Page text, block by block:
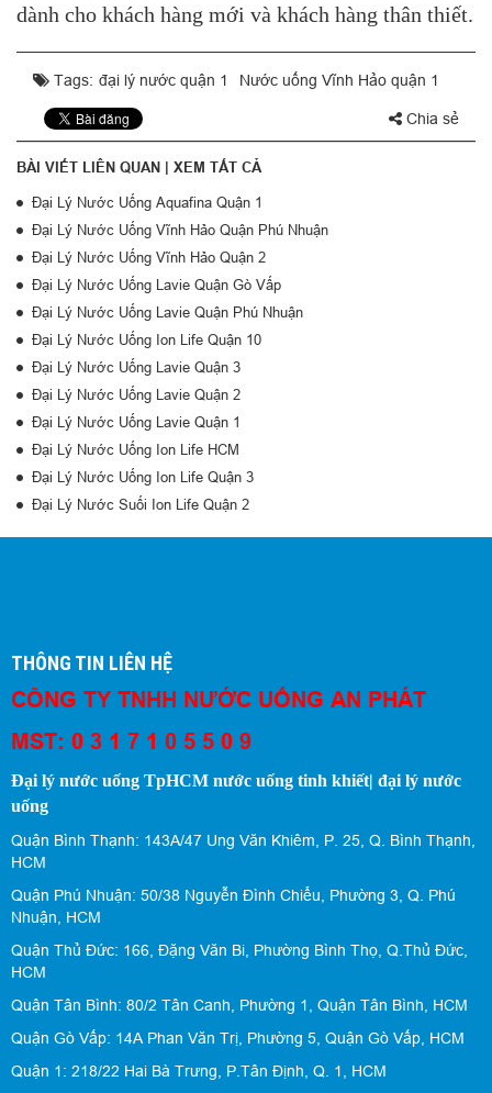
dành cho khách hàng mới và khách hàng thân thiết.
Tags: đại lý nước quận 1 Nước uống Vĩnh Hảo quận 1
Chia sẻ
BÀI VIẾT LIÊN QUAN | XEM TẤT CẢ
Đại Lý Nước Uống Aquafina Quận 1
Đại Lý Nước Uống Vĩnh Hảo Quận Phú Nhuận
Đại Lý Nước Uống Vĩnh Hảo Quận 2
Đại Lý Nước Uống Lavie Quận Gò Vấp
Đại Lý Nước Uống Lavie Quận Phú Nhuận
Đại Lý Nước Uống Ion Life Quận 10
Đại Lý Nước Uống Lavie Quận 3
Đại Lý Nước Uống Lavie Quận 2
Đại Lý Nước Uống Lavie Quận 1
Đại Lý Nước Uống Ion Life HCM
Đại Lý Nước Uống Ion Life Quận 3
Đại Lý Nước Suối Ion Life Quận 2
THÔNG TIN LIÊN HỆ
CÔNG TY TNHH NƯỚC UỐNG AN PHÁT
MST: 0 3 1 7 1 0 5 5 0 9
Đại lý nước uống TpHCM nước uống tinh khiết| đại lý nước
uống
Quận Bình Thạnh: 143A/47 Ung Văn Khiêm, P. 25, Q. Bình Thạnh,
HCM
Quận Phú Nhuận: 50/38 Nguyễn Đình Chiểu, Phường 3, Q. Phú
Nhuận, HCM
Quận Thủ Đức: 166, Đặng Văn Bi, Phường Bình Thọ, Q.Thủ Đức,
HCM
Quận Tân Bình: 80/2 Tân Canh, Phường 1, Quận Tân Bình, HCM
Quận Gò Vấp: 14A Phan Văn Trị, Phường 5, Quận Gò Vấp, HCM
Quận 1: 218/22 Hai Bà Trưng, P.Tân Định, Q. 1, HCM